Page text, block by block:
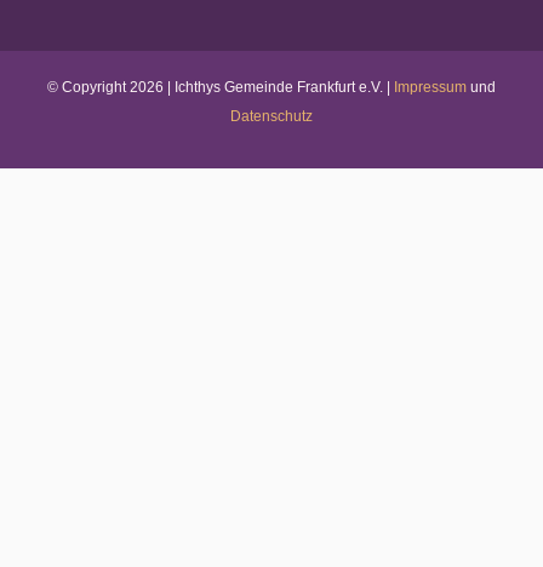
© Copyright2026 | Ichthys Gemeinde Frankfurt e.V. | Impressum und
Datenschutz